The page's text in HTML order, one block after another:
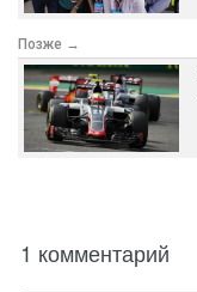
Позже →
1 комментарий